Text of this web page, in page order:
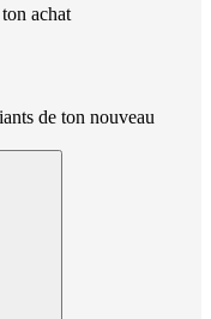
achat
de ton nouveau